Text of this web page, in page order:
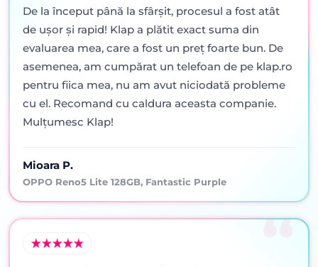
De la început până la sfârșit, procesul a fost atât
de ușor și rapid! Klap a plătit exact suma din
evaluarea mea, care a fost un preț foarte bun. De
asemenea, am cumpărat un telefoan de pe klap.ro
pentru fiica mea, nu am avut niciodată probleme
cu el. Recomand cu caldura aceasta companie.
Mulțumesc Klap!
Mioara P.
OPPO Reno5 Lite 128GB, Fantastic Purple